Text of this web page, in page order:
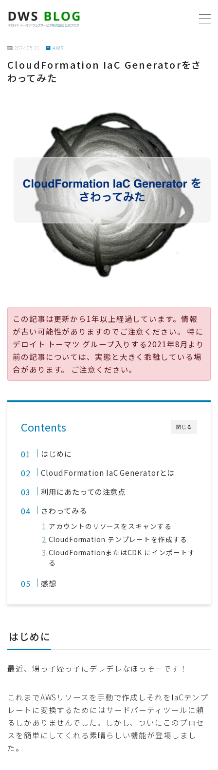
ホーム
リモートワーク
社内制度
2024.05.21 AWS
CloudFormation IaC Generatorをさ
わってみた
この記事は更新から1年以上経過しています。情報
が古い可能性がありますのでご注意ください。 特に
デロイト トーマツ グループ入りする2021年8月より
前の記事については、実態と大きく乖離している場
合があります。 ご注意ください。
閉じる
Contents
はじめに
CloudFormation IaC Generatorとは
利用にあたっての注意点
さわってみる
アカウントのリソースをスキャンする
CloudFormation テンプレートを作成する
CloudFormationまたはCDK にインポートす
る
感想
はじめに
最近、甥っ子姪っ子にデレデレなほっそーです！
これまでAWSリソースを手動で作成しそれをIaCテンプ
レートに変換するためにはサードパーティツールに頼
るしかありませんでした。しかし、ついにこのプロセ
スを簡単にしてくれる素晴らしい機能が登場しまし
た。